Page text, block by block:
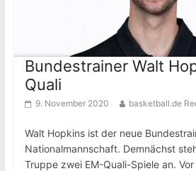
Bundestrainer Walt
Quali
9. November 2020 basketball.de
Walt Hopkins ist der neue
Nationalmannschaft. Demnächst
Truppe zwei EM-Quali-Spiele an.